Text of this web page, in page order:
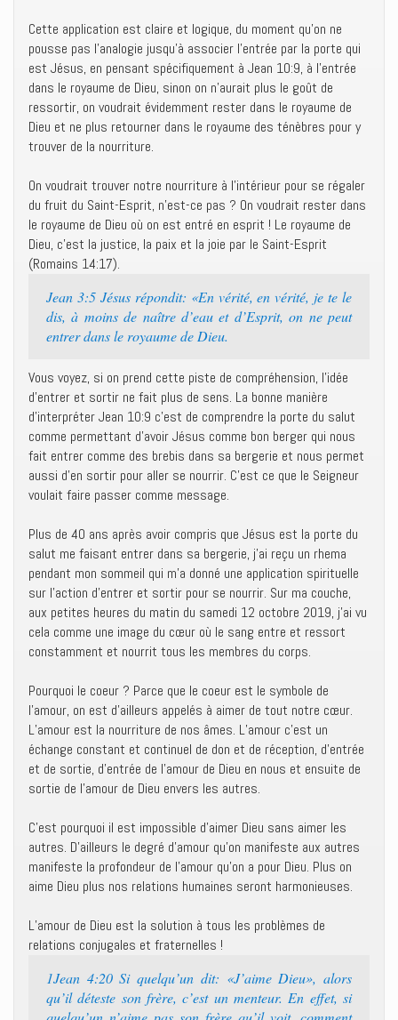
Cette application est claire et logique, du moment qu’on ne
pousse pas l’analogie jusqu’à associer l’entrée par la porte qui
est Jésus, en pensant spécifiquement à Jean 10:9, à l’entrée
dans le royaume de Dieu, sinon on n’aurait plus le goût de
ressortir, on voudrait évidemment rester dans le royaume de
Dieu et ne plus retourner dans le royaume des ténèbres pour y
trouver de la nourriture.
On voudrait trouver notre nourriture à l’intérieur pour se régaler
du fruit du Saint-Esprit, n’est-ce pas ? On voudrait rester dans
le royaume de Dieu où on est entré en esprit ! Le royaume de
Dieu, c’est la justice, la paix et la joie par le Saint-Esprit
(Romains 14:17).
Jean 3:5 Jésus répondit: «En vérité, en vérité, je te le
dis, à moins de naître d’eau et d’Esprit, on ne peut
entrer dans le royaume de Dieu.
Vous voyez, si on prend cette piste de compréhension, l’idée
d’entrer et sortir ne fait plus de sens. La bonne manière
d’interpréter Jean 10:9 c’est de comprendre la porte du salut
comme permettant d’avoir Jésus comme bon berger qui nous
fait entrer comme des brebis dans sa bergerie et nous permet
aussi d’en sortir pour aller se nourrir. C’est ce que le Seigneur
voulait faire passer comme message.
Plus de 40 ans après avoir compris que Jésus est la porte du
salut me faisant entrer dans sa bergerie, j’ai reçu un rhema
pendant mon sommeil qui m’a donné une application spirituelle
sur l’action d’entrer et sortir pour se nourrir. Sur ma couche,
aux petites heures du matin du samedi 12 octobre 2019, j’ai vu
cela comme une image du cœur où le sang entre et ressort
constamment et nourrit tous les membres du corps.
Pourquoi le coeur ? Parce que le coeur est le symbole de
l’amour, on est d’ailleurs appelés à aimer de tout notre cœur.
L’amour est la nourriture de nos âmes. L’amour c’est un
échange constant et continuel de don et de réception, d’entrée
et de sortie, d’entrée de l’amour de Dieu en nous et ensuite de
sortie de l’amour de Dieu envers les autres.
C’est pourquoi il est impossible d’aimer Dieu sans aimer les
autres. D’ailleurs le degré d’amour qu’on manifeste aux autres
manifeste la profondeur de l’amour qu’on a pour Dieu. Plus on
aime Dieu plus nos relations humaines seront harmonieuses.
L’amour de Dieu est la solution à tous les problèmes de
relations conjugales et fraternelles !
1Jean 4:20 Si quelqu’un dit: «J’aime Dieu», alors
qu’il déteste son frère, c’est un menteur. En effet, si